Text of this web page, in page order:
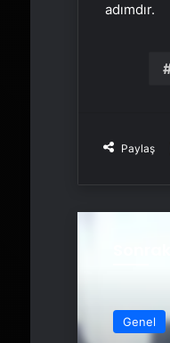
adımdır.
Paylaş
Genel